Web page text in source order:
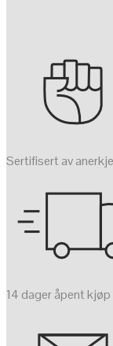
Sertifisert av
14 dager åpent kjøp